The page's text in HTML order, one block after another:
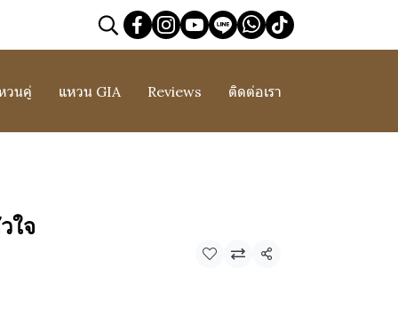
วนคู่ แหวน GIA Reviews ติดต่อเรา
ใจ
แชร์